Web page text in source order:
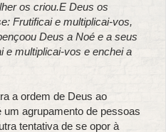
os criou.E Deus os
Frutificai e multiplicai-vos,
Deus a Noé e a seus
e multiplicai-vos e enchei a
a ordem de Deus ao
agrupamento de pessoas
tentativa de se opor à